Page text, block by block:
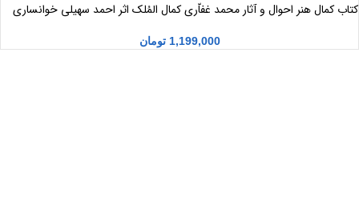
کتاب کمال هنر احوال و آثار محمد غفاّری کمال المُلک اثر احمد سهیلی خوانساری
1,199,000 تومان